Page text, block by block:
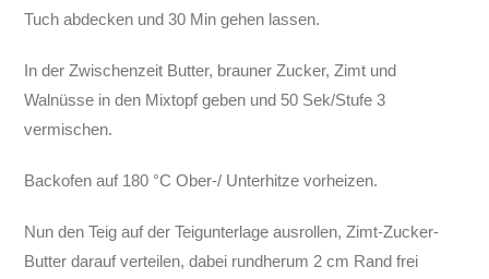
Tuch abdecken und 30 Min gehen lassen.
In der Zwischenzeit Butter, brauner Zucker, Zimt und
Walnüsse in den Mixtopf geben und 50 Sek/Stufe 3
vermischen.
Backofen auf 180 °C Ober-/ Unterhitze vorheizen.
Nun den Teig auf der Teigunterlage ausrollen, Zimt-Zucker-
Butter darauf verteilen, dabei rundherum 2 cm Rand frei